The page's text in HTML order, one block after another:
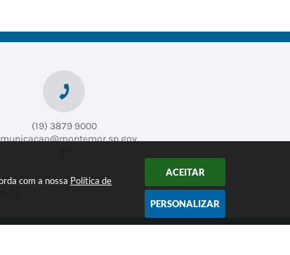
com a nossa Política de
ACEITAR
PERSONALIZAR
(19) 3879 9000